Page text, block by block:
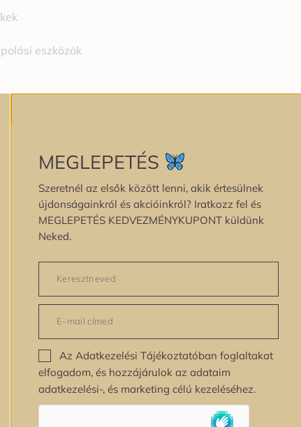
eszközök
MEGLEPETÉS
Szeretnél az elsők között lenni, akik értesülnek
újdonságainkról és akcióinkról? Iratkozz fel és
MEGLEPETÉS KEDVEZMÉNYKUPONT küldünk
Neked.
Az Adatkezelési Tájékoztatóban foglaltakat
elfogadom, és hozzájárulok az adataim
adatkezelési-, és marketing célú kezeléséhez.